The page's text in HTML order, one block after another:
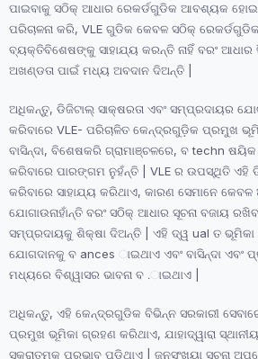
ପାଇବାକୁ ସଠିକ୍ ଆଧାର ରେକର୍ଡଗୁଡିକ ଆବଶ୍ୟକ
ପରିଚାଳନା କରି, VLE ଗୁଡିକ କେବଳ ସଠିକ୍
ବ୍ୟକ୍ତିବିଶେଷଙ୍କୁ ସାହାଯ୍ୟ କରନ୍ତି ନାହିଁ ବରଂ
ଅଖଣ୍ଡତା ପାଇଁ ମଧ୍ୟ ଅବଦାନ ଦିଅନ୍ତି |
ଅଧିକନ୍ତୁ, ଡିଜିଟାଲ୍ ସାକ୍ଷରତା ଏବଂ ସମ୍ପ୍ରଦାୟର
କରିବାରେ VLE- ପରିଚାଳିତ କେନ୍ଦ୍ରଗୁଡ଼ିକ ପ୍ରମୁଖ
ବାସିନ୍ଦା, ବିଶେଷକରି ଗ୍ରାମାଞ୍ଚଳରେ, ବ techn ଷୟିକ
କରିବାରେ ପାରଙ୍ଗମ ନୁହଁନ୍ତି | VLE ର ଉପସ୍ଥିତି ଏହି
କରିବାରେ ସାହାଯ୍ୟ କରିଥାଏ, କାରଣ ସେମାନେ
ଯୋଗାଉନାହାଁନ୍ତି ବରଂ ସଠିକ୍ ଆଧାର ସୂଚନା ବଜାୟ
ସମ୍ପ୍ରଦାୟକୁ ଶିକ୍ଷା ଦିଅନ୍ତି | ଏହି ଦ୍ୱ ual ତ
ଯୋଗଦାନକୁ ବ ances ାଇଥାଏ ଏବଂ ବାସିନ୍ଦା ଏବଂ
ମଧ୍ୟରେ ବିଶ୍ୱାସର ଭାବନା ବ .ାଇଥାଏ |
ଅଧିକନ୍ତୁ, ଏହି କେନ୍ଦ୍ରଗୁଡିକ ବିଭିନ୍ନ ସରକାରୀ
ପ୍ରମୁଖ ଭୂମିକା ଗ୍ରହଣ କରିଥାଏ, ଯାହାଦ୍ୱାରା
ସକରାତ୍ମକ ପ୍ରଭାବ ପଡିଥାଏ | ଜନସଂଖ୍ୟା ସୂଚନା